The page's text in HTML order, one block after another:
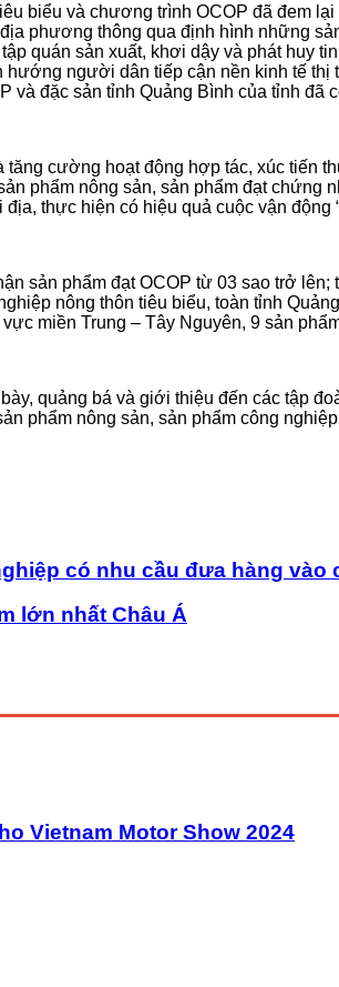
biểu và chương trình OCOP đã đem
phương thông qua định hình những
quán sản xuất, khơi dậy và phát huy
người dân tiếp cận nền kinh tế
và đặc sản tỉnh Quảng Bình của tỉnh
tăng cường hoạt động hợp tác, xúc
phẩm nông sản, sản phẩm đạt
thực hiện có hiệu quả cuộc vận động
sản phẩm đạt OCOP từ 03 sao trở
nông thôn tiêu biểu, toàn tỉnh
miền Trung – Tây Nguyên, 9 sản
quảng bá và giới thiệu đến các tập
phẩm nông sản, sản phẩm công
có nhu cầu đưa hàng vào
lớn nhất Châu Á
Vietnam Motor Show 2024